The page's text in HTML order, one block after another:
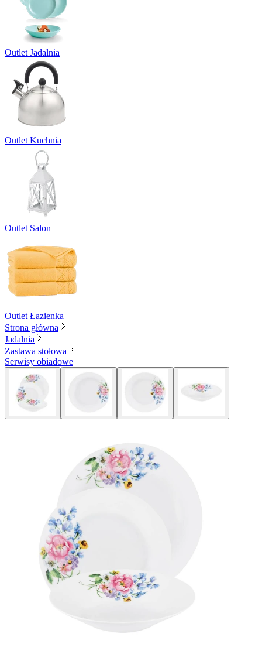
Outlet Jadalnia
Outlet Kuchnia
Outlet Salon
Outlet Łazienka
Strona główna
Jadalnia
Zastawa stołowa
Serwisy obiadowe